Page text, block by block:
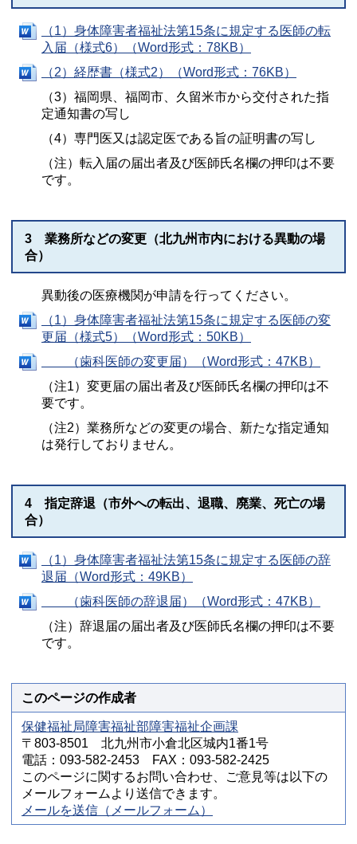
（1）身体障害者福祉法第15条に規定する医師の転
入届（様式6）（Word形式：78KB）
（2）経歴書（様式2）（Word形式：76KB）
（3）福岡県、福岡市、久留米市から交付された指
定通知書の写し
（4）専門医又は認定医である旨の証明書の写し
（注）転入届の届出者及び医師氏名欄の押印は不要
です。
3 業務所などの変更（北九州市内における異動の場
合）
異動後の医療機関が申請を行ってください。
（1）身体障害者福祉法第15条に規定する医師の変
更届（様式5）（Word形式：50KB）
（歯科医師の変更届）（Word形式：47KB）
（注1）変更届の届出者及び医師氏名欄の押印は不
要です。
（注2）業務所などの変更の場合、新たな指定通知
は発行しておりません。
4 指定辞退（市外への転出、退職、廃業、死亡の場
合）
（1）身体障害者福祉法第15条に規定する医師の辞
退届（Word形式：49KB）
（歯科医師の辞退届）（Word形式：47KB）
（注）辞退届の届出者及び医師氏名欄の押印は不要
です。
このページの作成者
保健福祉局障害福祉部障害福祉企画課
〒803-8501 北九州市小倉北区城内1番1号
電話：093-582-2453 FAX：093-582-2425
このページに関するお問い合わせ、ご意見等は以下の
メールフォームより送信できます。
メールを送信（メールフォーム）